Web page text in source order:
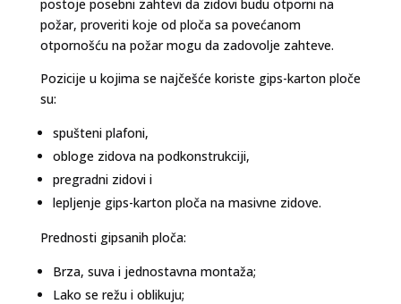
postoje posebni zahtevi da zidovi budu otporni na
požar, proveriti koje od ploča sa povećanom
otpornošću na požar mogu da zadovolje zahteve.
Pozicije u kojima se najčešće koriste gips-karton ploče
su:
spušteni plafoni,
obloge zidova na podkonstrukciji,
pregradni zidovi i
lepljenje gips-karton ploča na masivne zidove.
Prednosti gipsanih ploča:
Brza, suva i jednostavna montaža;
Lako se režu i oblikuju;